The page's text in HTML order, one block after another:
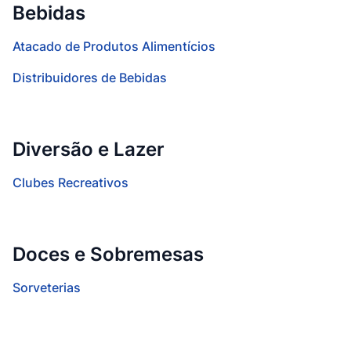
Bebidas
Atacado de Produtos Alimentícios
Distribuidores de Bebidas
Diversão e Lazer
Clubes Recreativos
Doces e Sobremesas
Sorveterias